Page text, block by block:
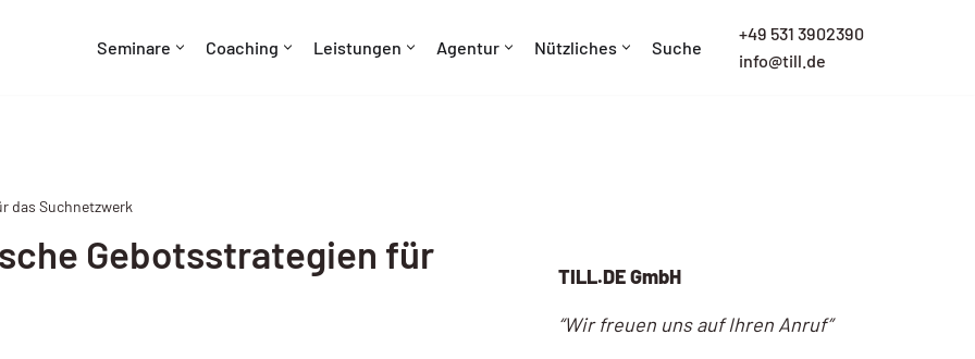
Seminare Coaching Leistungen Agentur Nützliches Suche
+49 531 3902390
info@till.de
das Suchnetzwerk
Gebotsstrategien für
TILL.DE GmbH
“Wir freuen uns auf Ihren Anruf”